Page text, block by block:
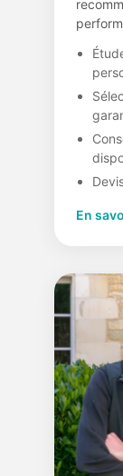
En